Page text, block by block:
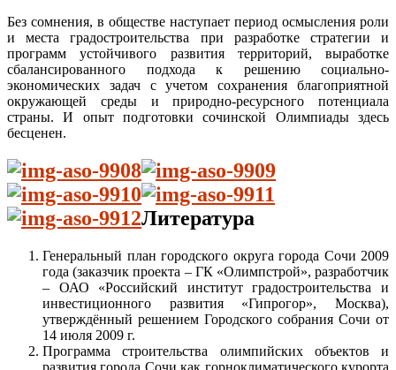
Без сомнения, в обществе наступает период осмысления роли
и места градостроительства при разработке стратегии и
программ устойчивого развития территорий, выработке
сбалансированного подхода к решению социально-
экономических задач с учетом сохранения благоприятной
окружающей среды и природно-ресурсного потенциала
страны. И опыт подготовки сочинской Олимпиады здесь
бесценен.
Литература
Генеральный план городского округа города Сочи 2009
года (заказчик проекта – ГК «Олимпстрой», разработчик
– ОАО «Российский институт градостроительства и
инвестиционного развития «Гипрогор», Москва),
утверждённый решением Городского собрания Сочи от
14 июля 2009 г.
Программа строительства олимпийских объектов и
развития города Сочи как горноклиматического курорта